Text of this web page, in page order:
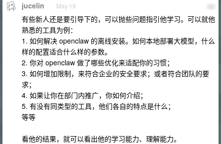
92
jucelin May 19
有些新人还是要引导下的，可以抛些问题指引他学习。可以就他
熟悉的工具为例：
1. 如何解决 openclaw 的离线安装。如何本地部署大模型，什么
样的配置适合什么样的参数。
2. 你对 openclaw 做了哪些优化来适配你的习惯；
3. 如何增加限制，来符合企业的安全要求；或者符合团队的要
求；
4. 如果让你在部门内推广，你如何介绍；
5. 有没有同类型的工具，他们各自的特点是什么；
等等
看他的结果，就可以看出他的学习能力、理解能力。